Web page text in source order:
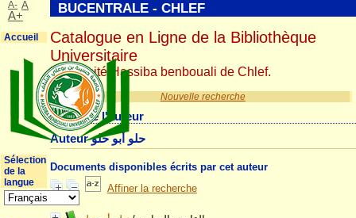
Nouvelle recherche
Détail de l'auteur
Auteur حلو أبو حلو
Documents disponibles écrits par cet auteur
Affiner la recherche
BUCENTRALE - CHLEF
Catalogue en Ligne de la Bibliothèque
Universitaire
Université Hassiba benbouali de Chlef.
A- A
A+
Accueil
Sélection
de la
langue